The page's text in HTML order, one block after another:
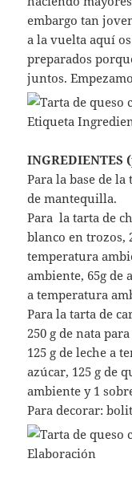
embargo tan
a la vuelta aquí
preparados
juntos.
INGREDIENTES
Para la base de la
de mantequilla.
Para la tarta de
blanco en trozos,
temperatura
ambiente, 65g de
a temperatura
Para la tarta de
250 g de nata
125 g de leche a
azúcar, 125 g de
ambiente y 1
Para decorar: